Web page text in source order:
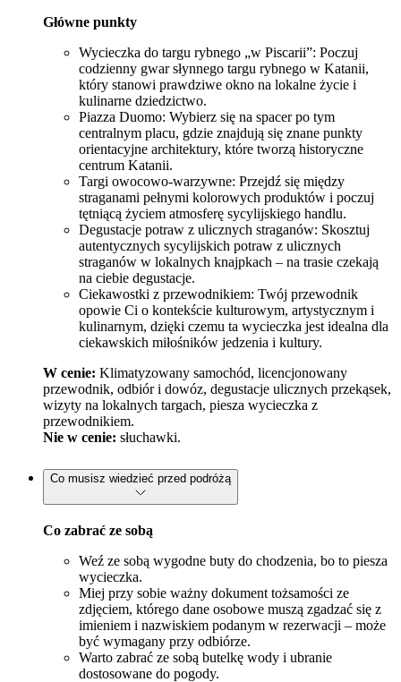
Główne punkty
Wycieczka do targu rybnego „w Piscarii”: Poczuj
codzienny gwar słynnego targu rybnego w Katanii,
który stanowi prawdziwe okno na lokalne życie i
kulinarne dziedzictwo.
Piazza Duomo: Wybierz się na spacer po tym
centralnym placu, gdzie znajdują się znane punkty
orientacyjne architektury, które tworzą historyczne
centrum Katanii.
Targi owocowo-warzywne: Przejdź się między
straganami pełnymi kolorowych produktów i poczuj
tętniącą życiem atmosferę sycylijskiego handlu.
Degustacje potraw z ulicznych straganów: Skosztuj
autentycznych sycylijskich potraw z ulicznych
straganów w lokalnych knajpkach – na trasie czekają
na ciebie degustacje.
Ciekawostki z przewodnikiem: Twój przewodnik
opowie Ci o kontekście kulturowym, artystycznym i
kulinarnym, dzięki czemu ta wycieczka jest idealna dla
ciekawskich miłośników jedzenia i kultury.
W cenie: Klimatyzowany samochód, licencjonowany
przewodnik, odbiór i dowóz, degustacje ulicznych przekąsek,
wizyty na lokalnych targach, piesza wycieczka z
przewodnikiem.
Nie w cenie: słuchawki.
Co musisz wiedzieć przed podróżą
Co zabrać ze sobą
Weź ze sobą wygodne buty do chodzenia, bo to piesza
wycieczka.
Miej przy sobie ważny dokument tożsamości ze
zdjęciem, którego dane osobowe muszą zgadzać się z
imieniem i nazwiskiem podanym w rezerwacji – może
być wymagany przy odbiórze.
Warto zabrać ze sobą butelkę wody i ubranie
dostosowane do pogody.